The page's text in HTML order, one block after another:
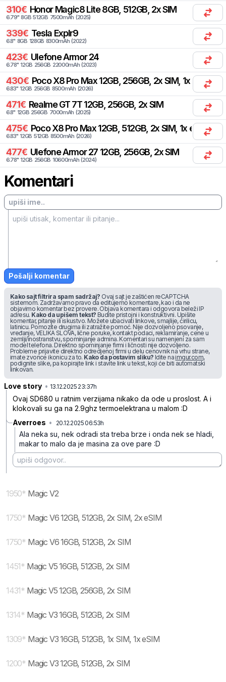
310€ Honor Magic8 Lite 8GB, 512GB, 2x SIM
6.79" 8GB 512GB 7500mAh (2025)
339€ Tesla Explr9
6.8" 8GB 128GB 8300mAh (2022)
423€ UlefoneArmor 24
6.78" 12GB 256GB 22000mAh (2023)
430€ Poco X8 Pro Max 12GB, 256GB, 2x SIM, 1x eSIM
6.83" 12GB 256GB 8500mAh (2026)
471€ Realme GT 7T 12GB, 256GB, 2x SIM
6.8" 12GB 256GB 7000mAh (2025)
475€ Poco X8 Pro Max 12GB, 512GB, 2x SIM, 1x eSIM
6.83" 12GB 512GB 8500mAh (2026)
477€ UlefoneArmor 27 12GB, 256GB, 2x SIM
6.78" 12GB 256GB 10600mAh (2024)
Komentari
Pošalji komentar
Kako sajt filtrira spam sadržaj? Ovaj sajt je zaštićen reCAPTCHA
sistemom. Zadržavamo pravo da editujemo komentare, kao i da ne
objavimo komentar bez provere. Objava komentara i odgovora beleži IP
adresu. Kako da upišem tekst? Budite pristojni i konstruktivni. Upišite
komentar, pitanje ili iskustvo. Možete ubacivati linkove, smajlije, ćirilicu,
latinicu. Pomozite drugima ili zatražite pomoć. Nije dozvoljeno psovanje,
vređanje, VELIKA SLOVA, lične poruke, kontakt podaci, reklamiranje, cene u
zemlji/inostranstvu, spominjanje admina. Komentari su namenjeni za sam
model telefona. Direktno spominjanje firmi i ličnosti nije dozvoljeno.
Probleme prijavite direktno odredjenoj firmi u delu cenovnik na vrhu strane,
imate zvonce ikonicu za to. Kako da postavim sliku? Idite na imgur.com,
podignite slike, pa kopirajte link i stavite link u tekst, koji će biti automatski
linkovan.
Love story • 13.12.2025 23:37h
Ovaj SD680 u ratnim verzijama nikako da ode u proslost. A i
klokovali su ga na 2.9ghz termoelektrana u malom :D
Averroes • 20.12.2025 06:53h
Ala neka su, nek odradi sta treba brze i onda nek se hladi,
makar to malo da je masina za ove pare :D
1950* Magic V2
1750* Magic V6 12GB, 512GB, 2x SIM, 2x eSIM
1750* Magic V6 16GB, 512GB, 2x SIM
1451* Magic V5 16GB, 512GB, 2x SIM
1431* Magic V5 12GB, 256GB, 2x SIM
1314* Magic V3 16GB, 512GB, 2x SIM
1309* Magic V3 16GB, 512GB, 1x SIM, 1x eSIM
1200* Magic V3 12GB, 512GB, 2x SIM